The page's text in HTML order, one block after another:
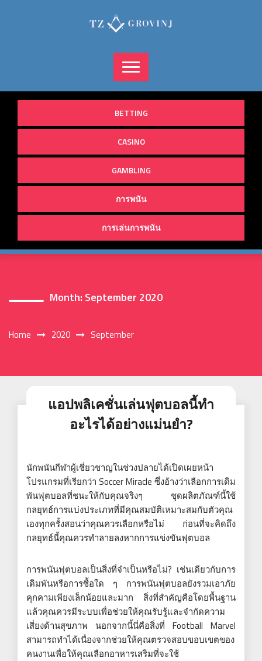
BETTING
CASINO
GAMBLING
การพนัน
การเล่นการพนัน
Month: September 2020
Home 2020 September
แอปพลิเคชั่นเล่นฟุตบอลนี้ทำ
อะไรได้อย่างแม่นยำ?
นักพนันกีฬาผู้เชี่ยวชาญในช่วงปลายได้เปิดเผยหน้า
โปรแกรมที่เรียกว่า Soccer Miracle ซึ่งอ้างว่าเลือกการเดิม
พันฟุตบอลที่ชนะให้กับคุณจริงๆ ชุดผลิตภัณฑ์นี้ใช้
กลยุทธ์การแบ่งประเภทที่มีคุณสมบัติเหมาะสมกับตัวคุณ
เองทุกครั้งสอนว่าคุณควรเลือกหรือไม่ ก่อนที่จะคิดถึง
กลยุทธ์นี้คุณควรทำลายลงหากการแข่งขันฟุตบอล
การพนันฟุตบอลเป็นสิ่งที่จำเป็นหรือไม่? เช่นเดียวกับการ
เดิมพันหรือการซื้อใด ๆ การพนันฟุตบอลยังรวมเอาภัย
คุกคามเพียงเล็กน้อยและมาก สิ่งที่สำคัญคือโดยพื้นฐาน
แล้วคุณควรมีระบบเพื่อช่วยให้คุณรับรู้และจำกัดความ
เสี่ยงด้านสุขภาพ นอกจากนี้นี่คือสิ่งที่ Football Marvel
สามารถทำได้เนื่องจากช่วยให้คุณตรวจสอบขอบเขตของ
คนงานเพื่อให้คุณเลือกอาหารเสริมที่จะใช้